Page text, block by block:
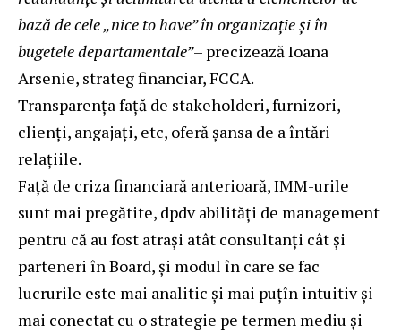
bază de cele „nice to have” în organizație și în
bugetele departamentale”– precizează Ioana
Arsenie, strateg financiar, FCCA.
Transparența față de stakeholderi, furnizori,
clienți, angajați, etc, oferă șansa de a întări
relațiile.
Față de criza financiară anterioară, IMM-urile
sunt mai pregătite, dpdv abilități de management
pentru că au fost atrași atât consultanți cât și
parteneri în Board, și modul în care se fac
lucrurile este mai analitic și mai puțîn intuitiv și
mai conectat cu o strategie pe termen mediu și